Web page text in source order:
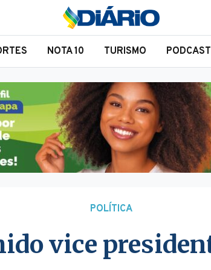
NOTA 10 TURISMO
POLÍTICA
vice